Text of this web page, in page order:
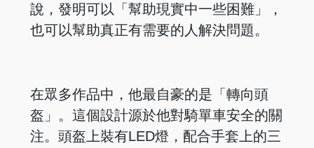
說，發明可以「幫助現實中一些困難」，
也可以幫助真正有需要的人解決問題。
在眾多作品中，他最自豪的是「轉向頭
盔」。這個設計源於他對騎單車安全的關
注。頭盔上裝有LED燈，配合手套上的三